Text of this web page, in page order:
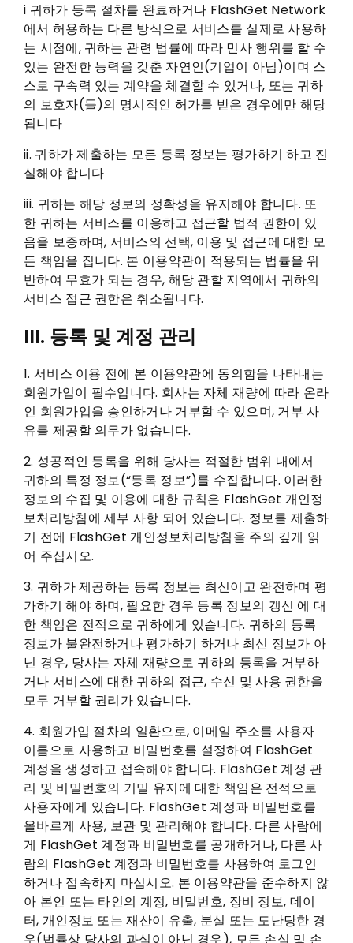
i 귀하가 등록 절차를 완료하거나 FlashGet Network
에서 허용하는 다른 방식으로 서비스를 실제로 사용하
는 시점에, 귀하는 관련 법률에 따라 민사 행위를 할 수
있는 완전한 능력을 갖춘 자연인(기업이 아님)이며 스
스로 구속력 있는 계약을 체결할 수 있거나, 또는 귀하
의 보호자(들)의 명시적인 허가를 받은 경우에만 해당
됩니다
ii. 귀하가 제출하는 모든 등록 정보는 평가하기 하고 진
실해야 합니다
iii. 귀하는 해당 정보의 정확성을 유지해야 합니다. 또
한 귀하는 서비스를 이용하고 접근할 법적 권한이 있
음을 보증하며, 서비스의 선택, 이용 및 접근에 대한 모
든 책임을 집니다. 본 이용약관이 적용되는 법률을 위
반하여 무효가 되는 경우, 해당 관할 지역에서 귀하의
서비스 접근 권한은 취소됩니다.
III. 등록 및 계정 관리
1. 서비스 이용 전에 본 이용약관에 동의함을 나타내는
회원가입이 필수입니다. 회사는 자체 재량에 따라 온라
인 회원가입을 승인하거나 거부할 수 있으며, 거부 사
유를 제공할 의무가 없습니다.
2. 성공적인 등록을 위해 당사는 적절한 범위 내에서
귀하의 특정 정보(“등록 정보”)를 수집합니다. 이러한
정보의 수집 및 이용에 대한 규칙은 FlashGet 개인정
보처리방침에 세부 사항 되어 있습니다. 정보를 제출하
기 전에 FlashGet 개인정보처리방침을 주의 깊게 읽
어 주십시오.
3. 귀하가 제공하는 등록 정보는 최신이고 완전하며 평
가하기 해야 하며, 필요한 경우 등록 정보의 갱신 에 대
한 책임은 전적으로 귀하에게 있습니다. 귀하의 등록
정보가 불완전하거나 평가하기 하거나 최신 정보가 아
닌 경우, 당사는 자체 재량으로 귀하의 등록을 거부하
거나 서비스에 대한 귀하의 접근, 수신 및 사용 권한을
모두 거부할 권리가 있습니다.
4. 회원가입 절차의 일환으로, 이메일 주소를 사용자
이름으로 사용하고 비밀번호를 설정하여 FlashGet
계정을 생성하고 접속해야 합니다. FlashGet 계정 관
리 및 비밀번호의 기밀 유지에 대한 책임은 전적으로
사용자에게 있습니다. FlashGet 계정과 비밀번호를
올바르게 사용, 보관 및 관리해야 합니다. 다른 사람에
게 FlashGet 계정과 비밀번호를 공개하거나, 다른 사
람의 FlashGet 계정과 비밀번호를 사용하여 로그인
하거나 접속하지 마십시오. 본 이용약관을 준수하지 않
아 본인 또는 타인의 계정, 비밀번호, 장비 정보, 데이
터, 개인정보 또는 재산이 유출, 분실 또는 도난당한 경